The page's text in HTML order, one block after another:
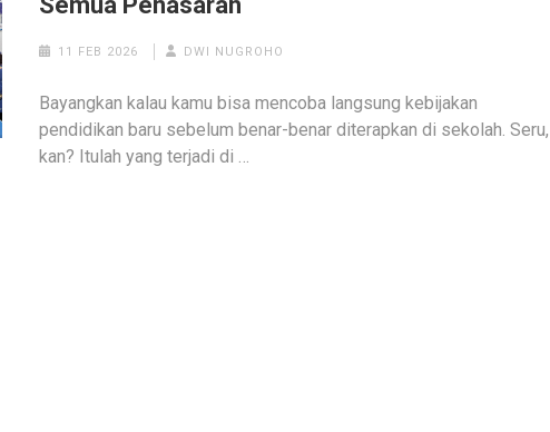
11 FEB 2026 DWI NUGROHO
Bayangkan kalau kamu bisa mencoba langsung kebijakan
pendidikan baru sebelum benar-benar diterapkan di sekolah. Seru,
kan? Itulah yang terjadi di …